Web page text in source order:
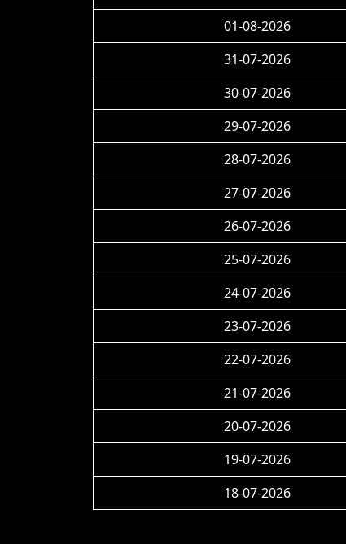
01-08-2026
31-07-2026
30-07-2026
29-07-2026
28-07-2026
27-07-2026
26-07-2026
25-07-2026
24-07-2026
23-07-2026
22-07-2026
21-07-2026
20-07-2026
19-07-2026
18-07-2026